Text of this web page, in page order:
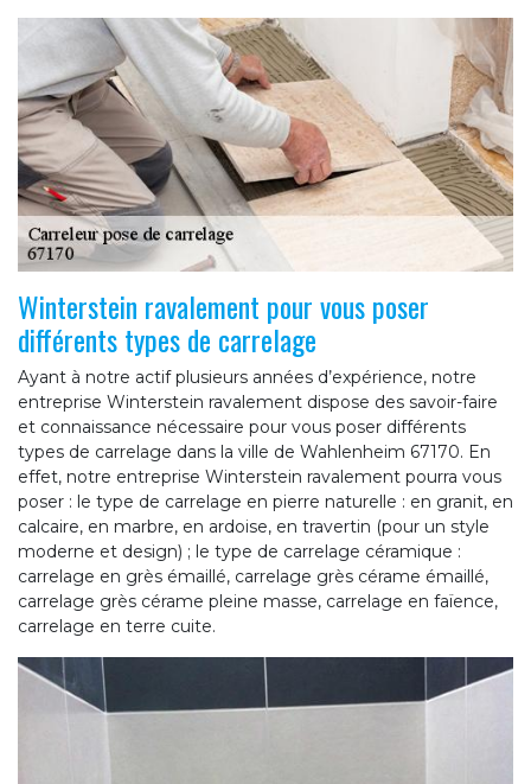
Winterstein ravalement pour vous poser
différents types de carrelage
Ayant à notre actif plusieurs années d’expérience, notre
entreprise Winterstein ravalement dispose des savoir-faire
et connaissance nécessaire pour vous poser différents
types de carrelage dans la ville de Wahlenheim 67170. En
effet, notre entreprise Winterstein ravalement pourra vous
poser : le type de carrelage en pierre naturelle : en granit, en
calcaire, en marbre, en ardoise, en travertin (pour un style
moderne et design) ; le type de carrelage céramique :
carrelage en grès émaillé, carrelage grès cérame émaillé,
carrelage grès cérame pleine masse, carrelage en faïence,
carrelage en terre cuite.